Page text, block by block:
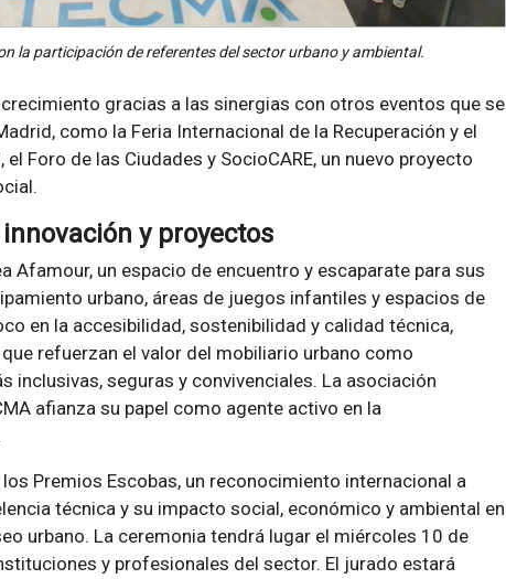
la participación de referentes del sector urbano y ambiental.
gracias a las sinergias con otros eventos que se
como la Feria Internacional de la Recuperación y el
el Foro de las Ciudades y SocioCARE, un nuevo proyecto
y proyectos
Afamour, un espacio de encuentro y escaparate para sus
urbano, áreas de juegos infantiles y espacios de
en la accesibilidad, sostenibilidad y calidad técnica,
refuerzan el valor del mobiliario urbano como
inclusivas, seguras y convivenciales. La asociación
afianza su papel como agente activo en la
Premios Escobas, un reconocimiento internacional a
técnica y su impacto social, económico y ambiental en
urbano. La ceremonia tendrá lugar el miércoles 10 de
y profesionales del sector. El jurado estará